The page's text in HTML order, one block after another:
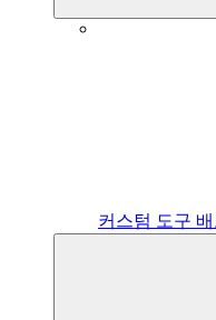
커스텀 도구 배